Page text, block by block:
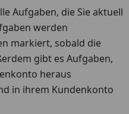
Aufgaben, die Sie aktuell
werden
markiert, sobald die
gibt es Aufgaben,
heraus
in ihrem Kundenkonto